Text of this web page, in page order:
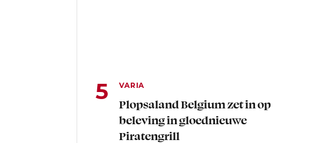
VARIA
Plopsaland Belgium zet in op
beleving in gloednieuwe
Piratengrill